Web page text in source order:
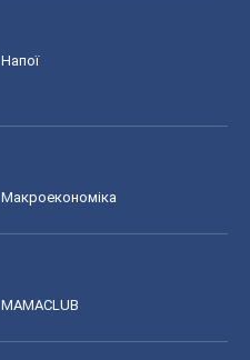
Напої
Макроекономіка
MAMACLUB